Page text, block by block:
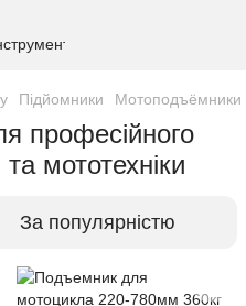
Підйомники Мотоподъёмники
професійного
мототехніки
За популярністю